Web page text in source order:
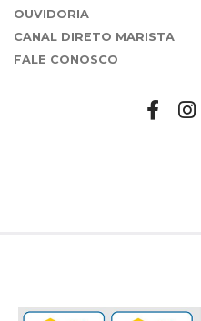
OUVIDORIA
CANAL DIRETO MARISTA
FALE CONOSCO